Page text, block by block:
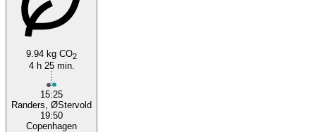
9.94 kg CO2
4 h 25 min.
15:25
Randers, ØStervold
19:50
Copenhagen